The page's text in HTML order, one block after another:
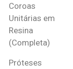
Coroas
Unitárias em
Resina
(Completa)
Próteses